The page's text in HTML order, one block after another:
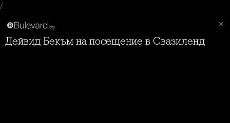
/
Дейвид Бекъм на посещение в Свазиленд